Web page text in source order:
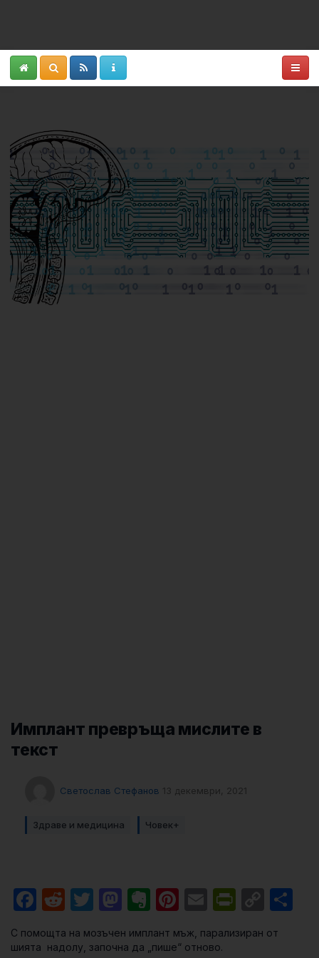
Имплант превръща мислите в
текст
Светослав Стефанов 13 декември, 2021
Здраве и медицина Човек+
Facebook
RedditTwitter
Mastodon
Evernote
Pinterest
Email
С помощта на мозъчен имплант мъж, парализиран от
шията надолу, започна да „пише“ отново.